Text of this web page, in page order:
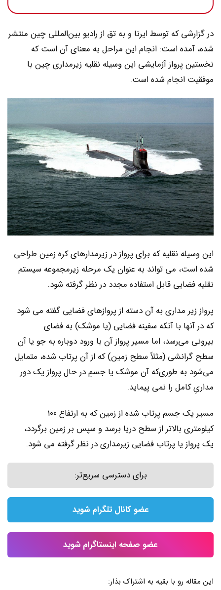
در گزارشی که توسط ایرنا و به تق از رادیو بین‌المللی چین منتشر
شده، آمده است: انجام این مراحل به معنای آن است که
نخستین پرواز آزمایشی این وسیله نقلیه زیرمداری چین با
موفقیت انجام شده است.
این وسیله نقلیه که برای پرواز در زیرمدارهای کره زمین طراحی
شده است، می تواند به عنوان یک مرحله زیرمجموعه سیستم
نقلیه فضایی قابل استفاده مجدد در نظر گرفته شود.
پرواز زیر مداری به آن دسته از پروازهای فضایی گفته می ‌شود
که در آنها با آنکه سفینه فضایی (یا موشک) به فضای
بیرونی می‌رسد، اما مسیر پرواز آن با ورود دوباره به جو یا آن
سطح گرانشی (مثلاً سطح زمین) که از آن پرتاب شده، متمایل
می‌شود به طوری‌که آن موشک یا جسمِ در حال پرواز یک دور
مداریِ کامل را نمی ‌پیماید.
مسیر یک جسم پرتاب شده از زمین که به ارتفاع ۱۰۰
کیلومتری بالاتر از سطح دریا برسد و سپس بر زمین برگردد،
یک پرواز یا پرتاب فضایی زیرمداری در نظر گرفته می ‌شود.
برای دسترسی سریع‌تر:
عضو کانال تلگرام شوید
عضو صفحه اینستاگرام شوید
این مقاله رو با بقیه به اشتراک بذار: